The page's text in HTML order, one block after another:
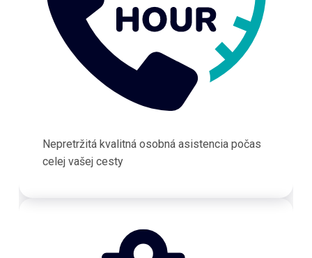
Nepretržitá kvalitná osobná asistencia počas
celej vašej cesty